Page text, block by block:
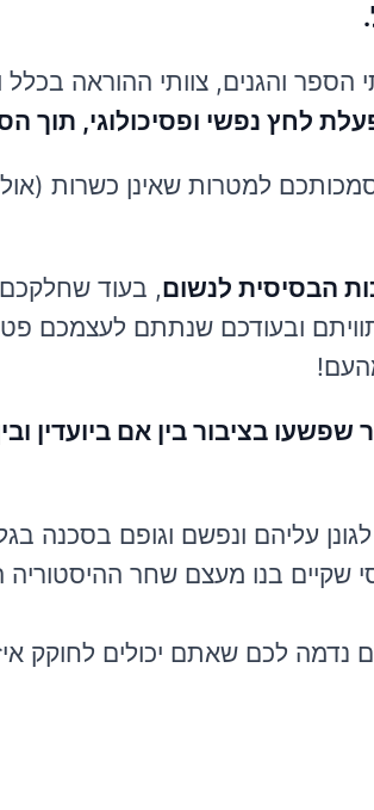
והגנים, צוותי ההוראה בכלל
לחץ נפשי ופסיכולוגי, תוך
למטרות שאינן כשרות (אולי
הבסיסית לנשום, בעוד
ובעודכם שנתתם לעצמכם
שפשעו בציבור בין אם ביועדין
עליהם ונפשם וגופם בסכנה
שקיים בנו מעצם שחר ההיסטוריה
לכם שאתם יכולים לחוקק